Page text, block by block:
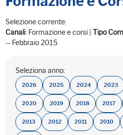
Selezione corrente:
Canali: Formazione e corsi | Tipo
-- Febbraio 2015
Seleziona anno:
2026 2025 2024 2023
2020 2019 2018 2017
2013 2012 2011 2010